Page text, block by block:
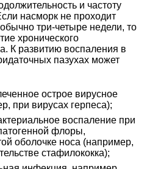
и частоту
насморк не проходит
три-четыре недели, то
хронического
К развитию воспаления в
пазухах может
острое вирусное
при вирусах герпеса);
воспаление при
флоры,
оболочке носа (например,
стафилококка);